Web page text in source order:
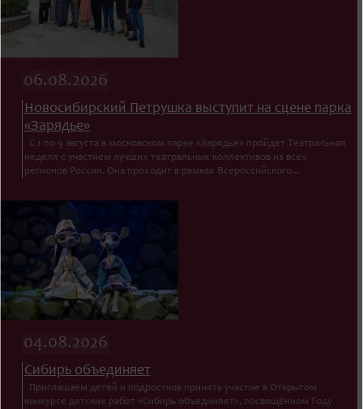
06.08.2026
Новосибирский Петрушка выступит на сцене парка
«Зарядье»
С 1 по 9 августа в московском парке «Зарядье» пройдет Театральная
неделя с участием лучших театральных коллективов из всех
регионов России. Она проходит в рамках Всероссийского...
04.08.2026
Сибирь объединяет
Приглашаем детей и подростков принять участие в Открытом
конкурсе детских работ «Сибирь объединяет», посвящённом Году